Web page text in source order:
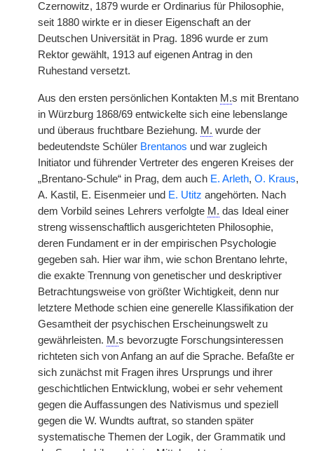
Czernowitz, 1879 wurde er Ordinarius für Philosophie,
seit 1880 wirkte er in dieser Eigenschaft an der
Deutschen Universität in Prag. 1896 wurde er zum
Rektor gewählt, 1913 auf eigenen Antrag in den
Ruhestand versetzt.
Aus den ersten persönlichen Kontakten M.s mit Brentano
in Würzburg 1868/69 entwickelte sich eine lebenslange
und überaus fruchtbare Beziehung. M. wurde der
bedeutendste Schüler Brentanos und war zugleich
Initiator und führender Vertreter des engeren Kreises der
„Brentano-Schule“ in Prag, dem auch E. Arleth, O. Kraus,
A. Kastil, E. Eisenmeier und E. Utitz angehörten. Nach
dem Vorbild seines Lehrers verfolgte M. das Ideal einer
streng wissenschaftlich ausgerichteten Philosophie,
deren Fundament er in der empirischen Psychologie
gegeben sah. Hier war ihm, wie schon Brentano lehrte,
die exakte Trennung von genetischer und deskriptiver
Betrachtungsweise von größter Wichtigkeit, denn nur
letztere Methode schien eine generelle Klassifikation der
Gesamtheit der psychischen Erscheinungswelt zu
gewährleisten. M.s bevorzugte Forschungsinteressen
richteten sich von Anfang an auf die Sprache. Befaßte er
sich zunächst mit Fragen ihres Ursprungs und ihrer
geschichtlichen Entwicklung, wobei er sehr vehement
gegen die Auffassungen des Nativismus und speziell
gegen die W. Wundts auftrat, so standen später
systematische Themen der Logik, der Grammatik und